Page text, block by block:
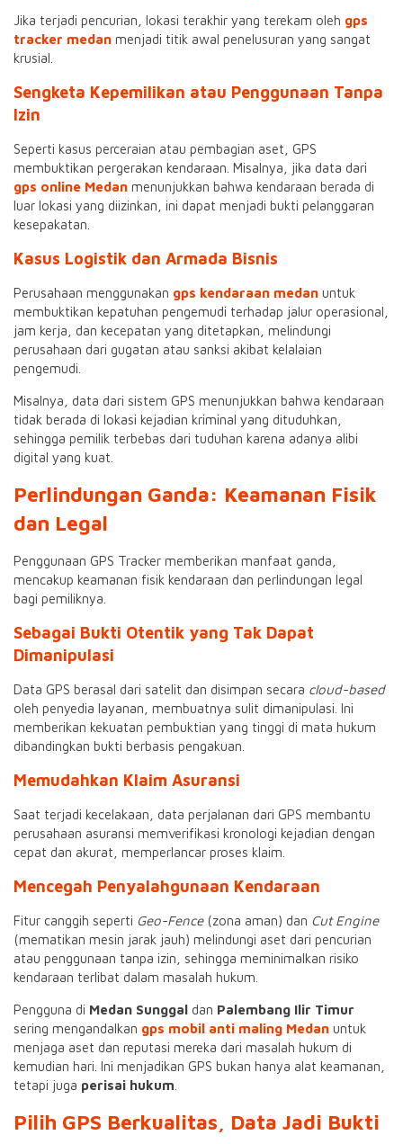
Jika terjadi pencurian, lokasi terakhir yang terekam oleh gps
tracker medan menjadi titik awal penelusuran yang sangat
krusial.
Sengketa Kepemilikan atau Penggunaan Tanpa
Izin
Seperti kasus perceraian atau pembagian aset, GPS
membuktikan pergerakan kendaraan. Misalnya, jika data dari
gps online Medan menunjukkan bahwa kendaraan berada di
luar lokasi yang diizinkan, ini dapat menjadi bukti pelanggaran
kesepakatan.
Kasus Logistik dan Armada Bisnis
Perusahaan menggunakan gps kendaraan medan untuk
membuktikan kepatuhan pengemudi terhadap jalur operasional,
jam kerja, dan kecepatan yang ditetapkan, melindungi
perusahaan dari gugatan atau sanksi akibat kelalaian
pengemudi.
Misalnya, data dari sistem GPS menunjukkan bahwa kendaraan
tidak berada di lokasi kejadian kriminal yang dituduhkan,
sehingga pemilik terbebas dari tuduhan karena adanya alibi
digital yang kuat.
Perlindungan Ganda: Keamanan Fisik
dan Legal
Penggunaan GPS Tracker memberikan manfaat ganda,
mencakup keamanan fisik kendaraan dan perlindungan legal
bagi pemiliknya.
Sebagai Bukti Otentik yang Tak Dapat
Dimanipulasi
Data GPS berasal dari satelit dan disimpan secara cloud-based
oleh penyedia layanan, membuatnya sulit dimanipulasi. Ini
memberikan kekuatan pembuktian yang tinggi di mata hukum
dibandingkan bukti berbasis pengakuan.
Memudahkan Klaim Asuransi
Saat terjadi kecelakaan, data perjalanan dari GPS membantu
perusahaan asuransi memverifikasi kronologi kejadian dengan
cepat dan akurat, memperlancar proses klaim.
Mencegah Penyalahgunaan Kendaraan
Fitur canggih seperti Geo-Fence(zona aman) dan Cut Engine
(mematikan mesin jarak jauh) melindungi aset dari pencurian
atau penggunaan tanpa izin, sehingga meminimalkan risiko
kendaraan terlibat dalam masalah hukum.
Pengguna di Medan Sunggal dan Palembang Ilir Timur
sering mengandalkan gps mobil anti maling Medan untuk
menjaga aset dan reputasi mereka dari masalah hukum di
kemudian hari. Ini menjadikan GPS bukan hanya alat keamanan,
tetapi juga perisai hukum
Pilih GPS Berkualitas, Data Jadi Bukti